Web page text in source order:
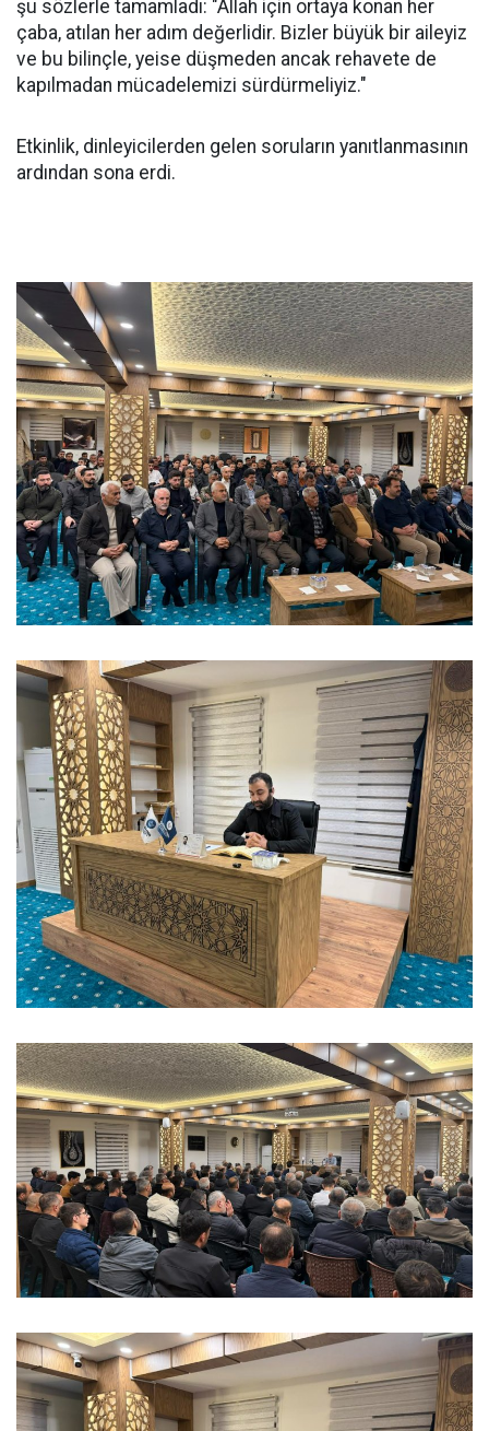
şu sözlerle tamamladı: "Allah için ortaya konan her
çaba, atılan her adım değerlidir. Bizler büyük bir aileyiz
ve bu bilinçle, yeise düşmeden ancak rehavete de
kapılmadan mücadelemizi sürdürmeliyiz."
Etkinlik, dinleyicilerden gelen soruların yanıtlanmasının
ardından sona erdi.